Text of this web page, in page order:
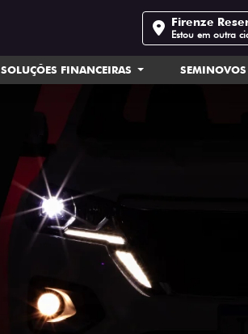
Firenze
Estou em outra
SOLUÇÕES FINANCEIRAS SEMINOVOS